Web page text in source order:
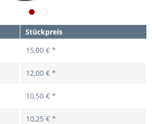
Stückpreis
15,00 € *
12,00 € *
10,50 € *
10,25 € *